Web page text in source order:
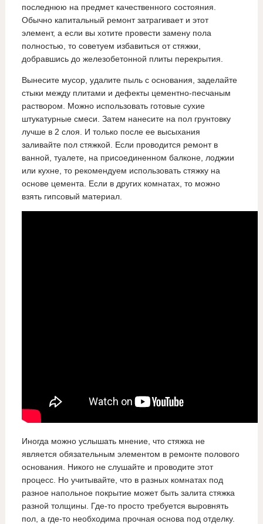
последнюю на предмет качественного состояния.
Обычно капитальный ремонт затрагивает и этот
элемент, а если вы хотите провести замену пола
полностью, то советуем избавиться от стяжки,
добравшись до железобетонной плиты перекрытия.
Вынесите мусор, удалите пыль с основания, заделайте
стыки между плитами и дефекты цементно-песчаным
раствором. Можно использовать готовые сухие
штукатурные смеси. Затем нанесите на пол грунтовку
лучше в 2 слоя. И только после ее высыхания
заливайте пол стяжкой. Если проводится ремонт в
ванной, туалете, на присоединенном балконе, лоджии
или кухне, то рекомендуем использовать стяжку на
основе цемента. Если в других комнатах, то можно
взять гипсовый материал.
Иногда можно услышать мнение, что стяжка не
является обязательным элементом в ремонте полового
основания. Никого не слушайте и проводите этот
процесс. Но учитывайте, что в разных комнатах под
разное напольное покрытие может быть залита стяжка
разной толщины. Где-то просто требуется выровнять
пол, а где-то необходима прочная основа под отделку.